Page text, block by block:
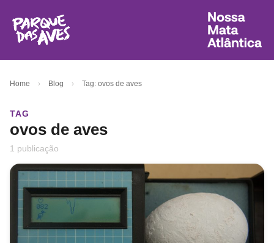
Home › Blog › Tag: ovos de aves
TAG
ovos de aves
1 publicação